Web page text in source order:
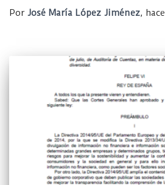
Por José María López Jiménez, hace